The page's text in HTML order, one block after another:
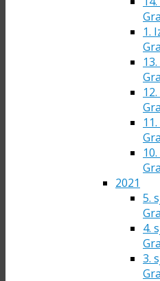
1.
2021
5.
4.
3.